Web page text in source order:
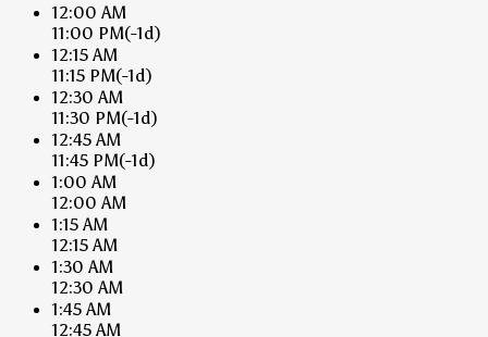
12:00 AM
11:00 PM(-1d)
12:15 AM
11:15 PM(-1d)
12:30 AM
11:30 PM(-1d)
12:45 AM
11:45 PM(-1d)
1:00 AM
12:00 AM
1:15 AM
12:15 AM
1:30 AM
12:30 AM
1:45 AM
12:45 AM